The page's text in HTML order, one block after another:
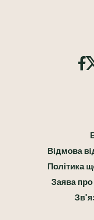
Відмова
Політика
Заява про